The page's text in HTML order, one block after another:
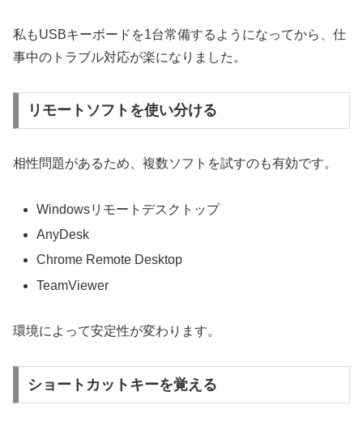
私もUSBキーボードを1台常備するようになってから、仕
事中のトラブル対応が楽になりました。
リモートソフトを使い分ける
相性問題があるため、複数ソフトを試すのも有効です。
Windowsリモートデスクトップ
AnyDesk
Chrome Remote Desktop
TeamViewer
環境によって安定性が変わります。
ショートカットキーを覚える